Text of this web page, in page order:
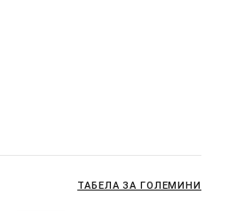
ТАБЕЛА ЗА ГОЛЕМИНИ